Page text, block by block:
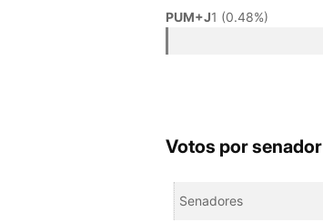
PUM+J1 (0.48%)
Votos por senador
Senadores